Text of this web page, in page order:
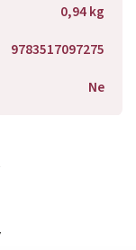
0,94 kg
9783517097275
Ne